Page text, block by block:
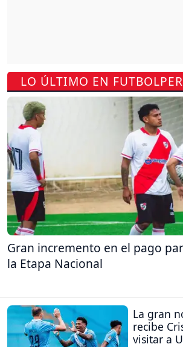
LO ÚLTIMO EN
Gran incremento en el pago
la Etapa Nacional
La gran
recibe
visitar a